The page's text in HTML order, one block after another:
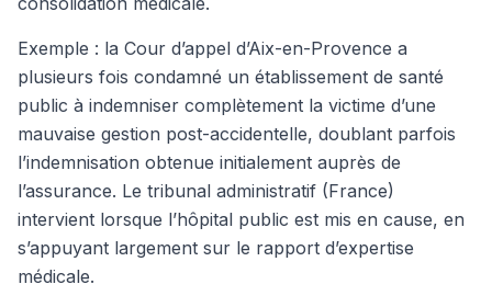
Exemple : la Cour d’appel d’Aix-en-Provence a
plusieurs fois condamné un établissement de santé
public à indemniser complètement la victime d’une
mauvaise gestion post-accidentelle, doublant parfois
l’indemnisation obtenue initialement auprès de
l’assurance. Le tribunal administratif (France)
intervient lorsque l’hôpital public est mis en cause, en
s’appuyant largement sur le rapport d’expertise
médicale.